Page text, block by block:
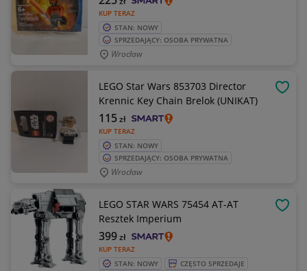
KUP TERAZ
STAN: NOWY
SPRZEDAJĄCY: OSOBA PRYWATNA
Wrocław
LEGO Star Wars 853703 Director
Krennic Key Chain Brelok (UNIKAT)
KUP TERAZ
115zł
STAN: NOWY
SPRZEDAJĄCY: OSOBA PRYWATNA
Wrocław
LEGO STAR WARS 75454 AT-AT
Resztek Imperium
KUP TERAZ
399zł
STAN: NOWY
CZĘSTO SPRZEDAJE